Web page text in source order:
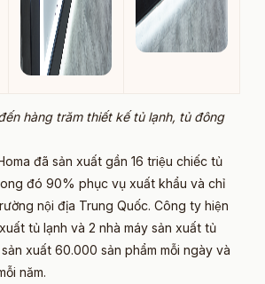
hàng trăm thiết kế tủ lạnh, tủ đông
đã sản xuất gần 16 triệu chiếc tủ
đó 90% phục vụ xuất khẩu và chỉ
nội địa Trung Quốc. Công ty hiện
tủ lạnh và 2 nhà máy sản xuất tủ
xuất 60.000 sản phẩm mỗi ngày và
năm.